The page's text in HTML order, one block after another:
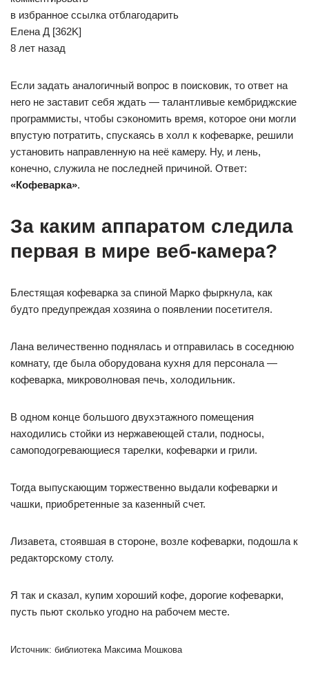
в избранное ссылка отблагодарить
Елена Д [362K]
8 лет назад
Если задать аналогичный вопрос в поисковик, то ответ на
него не заставит себя ждать — талантливые кембриджские
программисты, чтобы сэкономить время, которое они могли
впустую потратить, спускаясь в холл к кофеварке, решили
установить направленную на неё камеру. Ну, и лень,
конечно, служила не последней причиной. Ответ:
«Кофеварка».
За каким аппаратом следила
первая в мире веб-камера?
Блестящая кофеварка за спиной Марко фыркнула, как
будто предупреждая хозяина о появлении посетителя.
Лана величественно поднялась и отправилась в соседнюю
комнату, где была оборудована кухня для персонала —
кофеварка, микроволновая печь, холодильник.
В одном конце большого двухэтажного помещения
находились стойки из нержавеющей стали, подносы,
самоподогревающиеся тарелки, кофеварки и грили.
Тогда выпускающим торжественно выдали кофеварки и
чашки, приобретенные за казенный счет.
Лизавета, стоявшая в стороне, возле кофеварки, подошла к
редакторскому столу.
Я так и сказал, купим хороший кофе, дорогие кофеварки,
пусть пьют сколько угодно на рабочем месте.
Источник: библиотека Максима Мошкова